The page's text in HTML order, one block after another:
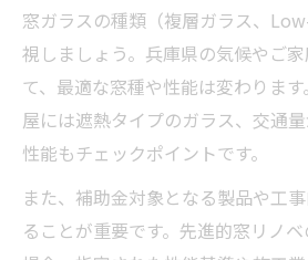
窓ガラスの種類（複層ガラス、
視しましょう。兵庫県の気候やご
て、最適な窓種や性能は変わりま
屋には遮熱タイプのガラス、交通
性能もチェックポイントです。
また、補助金対象となる製品や工
ることが重要です。先進的窓リノ